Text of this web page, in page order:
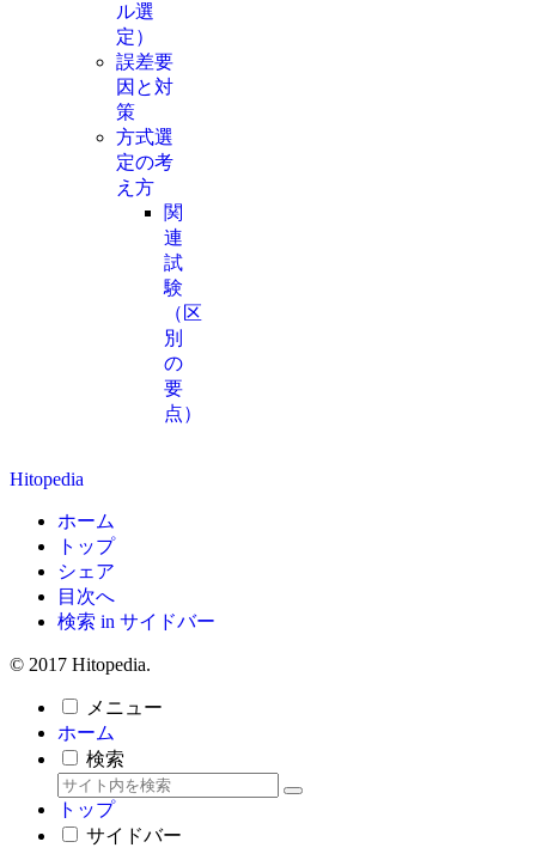
ル選
定）
誤差要
因と対
策
方式選
定の考
え方
関
連
試
験
（区
別
の
要
点）
Hitopedia
ホーム
トップ
シェア
目次へ
検索 in サイドバー
© 2017 Hitopedia.
メニュー
ホーム
検索
トップ
サイドバー